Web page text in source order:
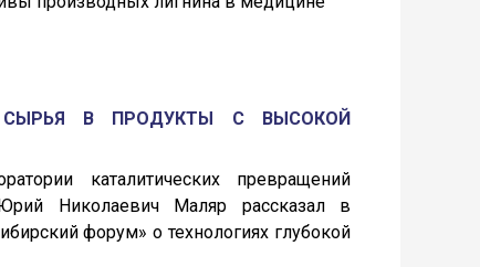
СЫРЬЯ В ПРОДУКТЫ С ВЫСОКОЙ
каталитических превращений
Николаевич Маляр рассказал в
форум» о технологиях глубокой